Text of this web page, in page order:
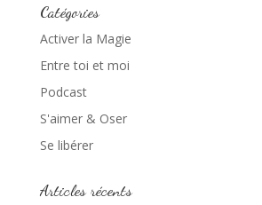
Catégories
Activer la Magie
Entre toi et moi
Podcast
S'aimer & Oser
Se libérer
Articles récents